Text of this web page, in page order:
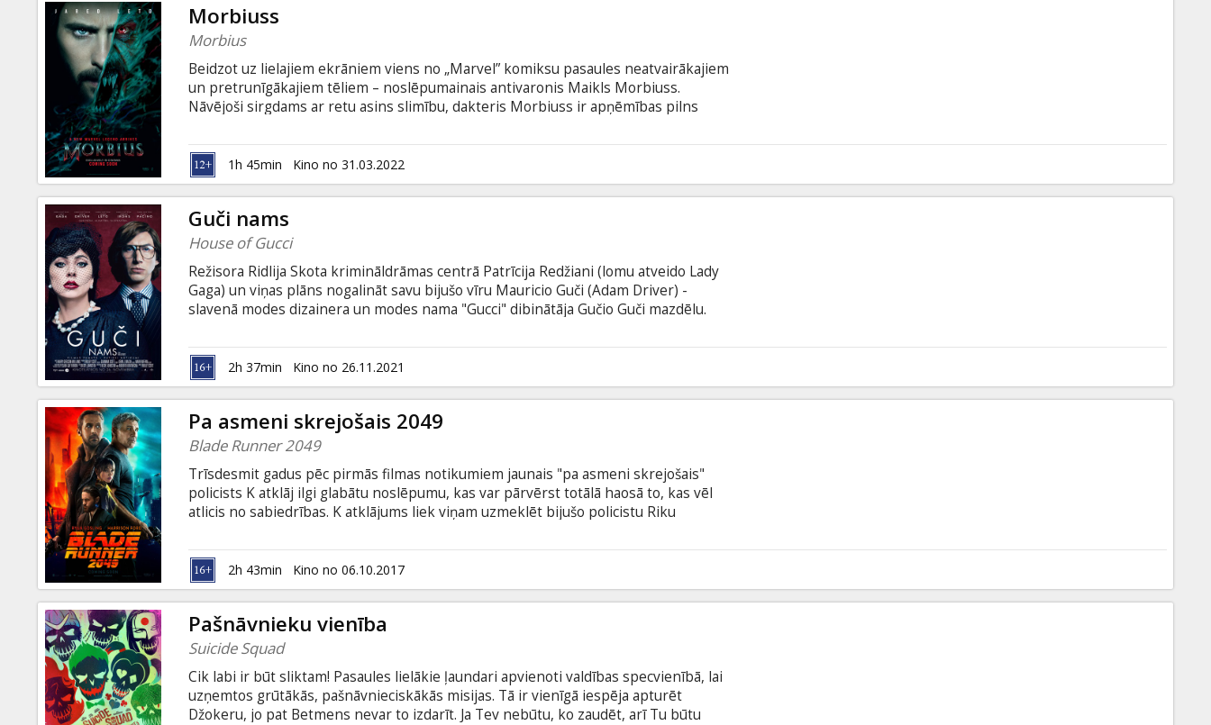
Morbiuss
Morbius
Beidzot uz lielajiem ekrāniem viens no „Marvel” komiksu pasaules neatvairākajiem
un pretrunīgākajiem tēliem – noslēpumainais antivaronis Maikls Morbiuss.
Nāvējoši sirgdams ar retu asins slimību, dakteris Morbiuss ir apņēmības pilns
gan sākotnēji rezultāts šķiet neticami veiksmīgs, tas viņā atraisījis tumšo pusi. Vai
labais uzveiks ļauno, vai arī Morbiuss pakļausies noslēpumainajām jaunajām
dziņām? Filma angļu valodā ar subtitriem latviešu un krievu valodā.
1h 45min Kino no 31.03.2022
Guči nams
House of Gucci
Režisora Ridlija Skota krimināldrāmas centrā Patrīcija Redžiani (lomu atveido Lady
Gaga) un viņas plāns nogalināt savu bijušo vīru Mauricio Guči (Adam Driver) -
slavenā modes dizainera un modes nama "Gucci" dibinātāja Gučio Guči mazdēlu.
sensacionāls stāsts par slepkavību, ārprātu, greznību un alkatību”. Filma angļu
valodā ar subtitriem latviešu un krievu valodā.
2h 37min Kino no 26.11.2021
Pa asmeni skrejošais 2049
Blade Runner 2049
Trīsdesmit gadus pēc pirmās filmas notikumiem jaunais "pa asmeni skrejošais"
policists K atklāj ilgi glabātu noslēpumu, kas var pārvērst totālā haosā to, kas vēl
atlicis no sabiedrības. K atklājums liek viņam uzmeklēt bijušo policistu Riku
latviešu un krievu valodā. Seansi 2D un 3D formātā.
2h 43min Kino no 06.10.2017
Pašnāvnieku vienība
Suicide Squad
Cik labi ir būt sliktam! Pasaules lielākie ļaundari apvienoti valdības specvienībā, lai
uzņemtos grūtākās, pašnāvnieciskākās misijas. Tā ir vienīgā iespēja apturēt
Džokeru, jo pat Betmens nevar to izdarīt. Ja Tev nebūtu, ko zaudēt, arī Tu būtu